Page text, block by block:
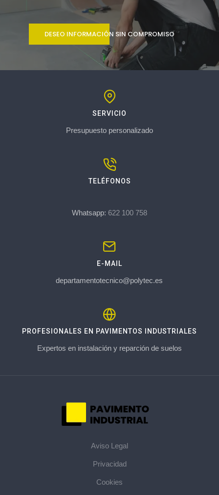
DESEO INFORMACIÓN SIN COMPROMISO
SERVICIO
Presupuesto personalizado
TELÉFONOS
Whatsapp: 622 100 758
E-MAIL
departamentotecnico@polytec.es
PROFESIONALES EN PAVIMENTOS INDUSTRIALES
Expertos en instalación y reparción de suelos
Aviso Legal
Privacidad
Cookies